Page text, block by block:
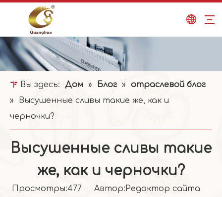
Вы здесь: Дом » Блог »
отраслевой блог
»
Высушенные сливы такие же, как и
черночки?
Высушенные сливы такие
же, как и черночки?
Просмотры:477 Автор:Pедактор сайта